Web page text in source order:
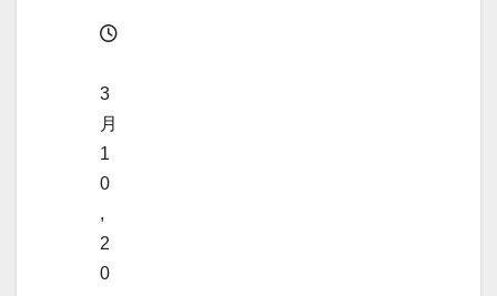
3
月
1
0
,
2
0